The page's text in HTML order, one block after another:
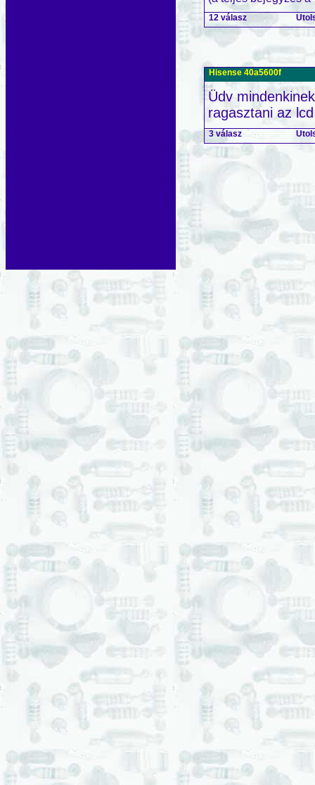
12 válasz
Hisense 40a5600f
Üdv
ragasztani az
3 válasz